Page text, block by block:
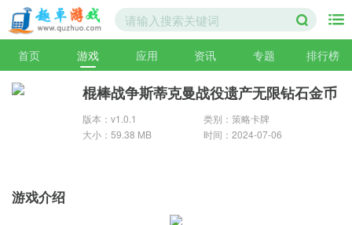
首页 游戏 应用 资讯 专题 排行榜
棍棒战争斯蒂克曼战役遗产无限钻石金币
版本：v1.0.1
类别：策略卡牌
大小：59.38 MB
时间：2024-07-06
游戏介绍